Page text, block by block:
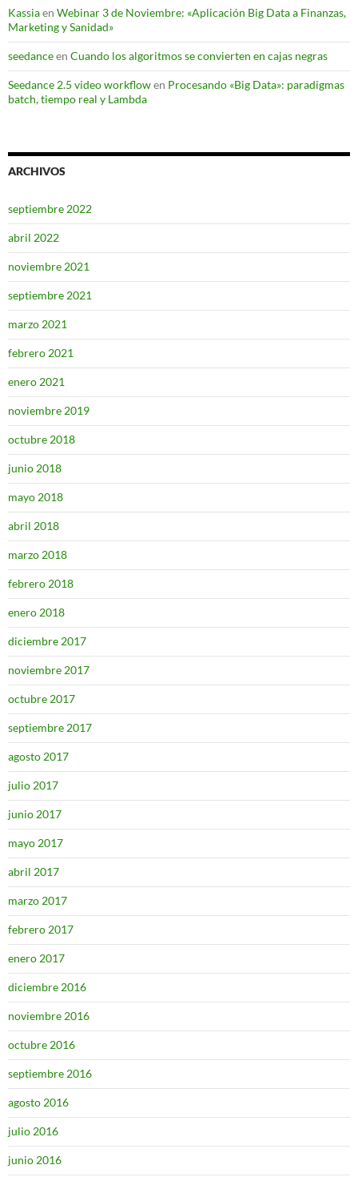
Kassiaen Webinar 3 de Noviembre: «Aplicación Big Data a Finanzas,
Marketing y Sanidad»
seedanceen Cuando los algoritmos se convierten en cajas negras
Seedance 2.5 video workflowen Procesando «Big Data»: paradigmas
batch, tiempo real y Lambda
ARCHIVOS
septiembre 2022
abril 2022
noviembre 2021
septiembre 2021
marzo 2021
febrero 2021
enero 2021
noviembre 2019
octubre 2018
junio 2018
mayo 2018
abril 2018
marzo 2018
febrero 2018
enero 2018
diciembre 2017
noviembre 2017
octubre 2017
septiembre 2017
agosto 2017
julio 2017
junio 2017
mayo 2017
abril 2017
marzo 2017
febrero 2017
enero 2017
diciembre 2016
noviembre 2016
octubre 2016
septiembre 2016
agosto 2016
julio 2016
junio 2016